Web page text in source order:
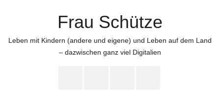
Frau Schütze
Leben mit Kindern (andere und eigene) und Leben auf dem Land
– dazwischen ganz viel Digitalien